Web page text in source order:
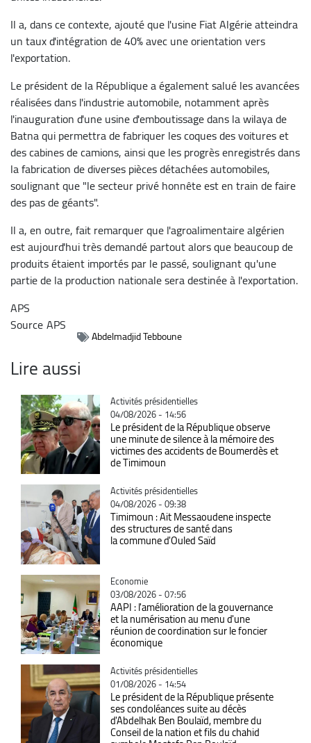
Il a, dans ce contexte, ajouté que l'usine Fiat Algérie atteindra
un taux d'intégration de 40% avec une orientation vers
l'exportation.
Le président de la République a également salué les avancées
réalisées dans l'industrie automobile, notamment après
l'inauguration d'une usine d'emboutissage dans la wilaya de
Batna qui permettra de fabriquer les coques des voitures et
des cabines de camions, ainsi que les progrès enregistrés dans
la fabrication de diverses pièces détachées automobiles,
soulignant que "le secteur privé honnête est en train de faire
des pas de géants".
Il a, en outre, fait remarquer que l'agroalimentaire algérien
est aujourd'hui très demandé partout alors que beaucoup de
produits étaient importés par le passé, soulignant qu'une
partie de la production nationale sera destinée à l'exportation.
APS
SourceAPS
Abdelmadjid Tebboune
Lire aussi
Catégorie
Activités présidentielles
04/08/2026 - 14:56
Le président de la République observe
une minute de silence à la mémoire des
victimes des accidents de Boumerdès et
de Timimoun
Catégorie
Activités présidentielles
04/08/2026 - 09:38
Timimoun : Ait Messaoudene inspecte
des structures de santé dans
la commune d'Ouled Saïd
Catégorie
Economie
03/08/2026 - 07:56
AAPI : l'amélioration de la gouvernance
et la numérisation au menu d'une
réunion de coordination sur le foncier
économique
Catégorie
Activités présidentielles
01/08/2026 - 14:54
Le président de la République présente
ses condoléances suite au décès
d'Abdelhak Ben Boulaïd, membre du
Conseil de la nation et fils du chahid